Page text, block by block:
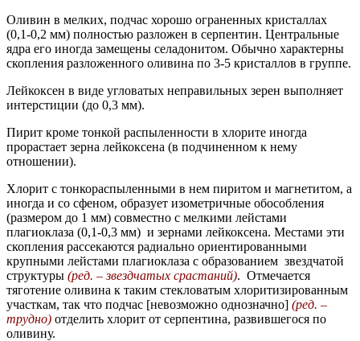
Оливин в мелких, подчас хорошо ограненных кристаллах
(0,1-0,2 мм) полностью разложен в серпентин. Центральные
ядра его иногда замещены селадонитом. Обычно характерны
скопления разложенного оливина по 3-5 кристаллов в группе.
Лейкоксен в виде угловатых неправильных зерен выполняет
интерстиции (до 0,3 мм).
Пирит кроме тонкой распыленности в хлорите иногда
прорастает зерна лейкоксена (в подчиненном к нему
отношении).
Хлорит с тонкораспыленными в нем пиритом и магнетитом, а
иногда и со сфеном, образует изометричные обособления
(размером до 1 мм) совместно с мелкими лейстами
плагиоклаза (0,1-0,3 мм) и зернами лейкоксена. Местами эти
скопления рассекаются радиально ориентированными
крупными лейстами плагиоклаза с образованием звездчатой
структуры (ред. – звездчатых срастаний). Отмечается
тяготение оливина к таким стекловатым хлоритизированным
участкам, так что подчас [невозможно однозначно] (ред. –
трудно) отделить хлорит от серпентина, развившегося по
оливину.